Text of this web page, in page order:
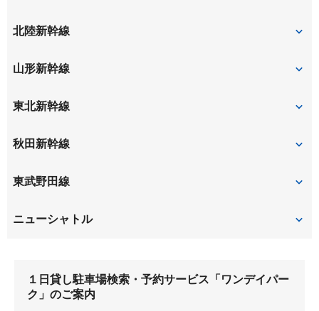
大宮
北陸新幹線
大宮
山形新幹線
大宮
東北新幹線
大宮
秋田新幹線
大宮
東武野田線
大宮
ニューシャトル
１日貸し駐車場検索・予約サービス「ワンデイパー
ク」のご案内